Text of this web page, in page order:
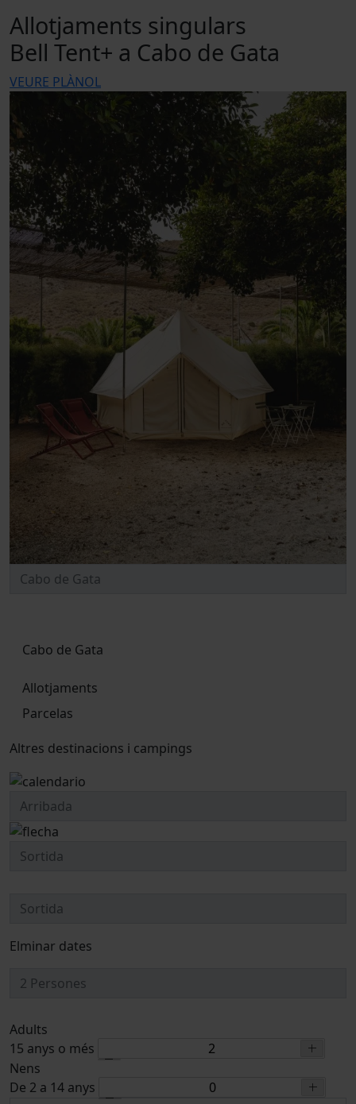
Allotjaments singulars
Bell Tent+ a Cabo de Gata
VEURE PLÀNOL
Cabo de Gata
Allotjaments
Parcelas
Altres destinacions i campings
Elminar dates
Adults
15 anys o més
Nens
De 2 a 14 anys